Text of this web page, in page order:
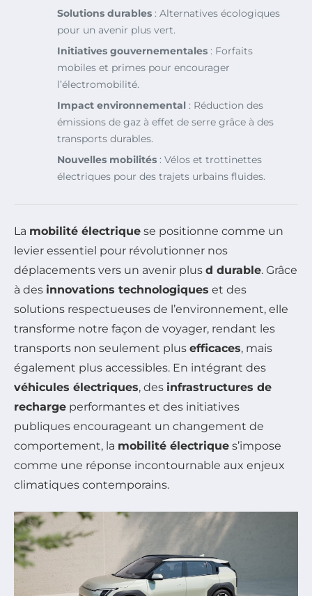
Solutions durables : Alternatives écologiques
pour un avenir plus vert.
Initiatives gouvernementales : Forfaits
mobiles et primes pour encourager
l’électromobilité.
Impact environnemental : Réduction des
émissions de gaz à effet de serre grâce à des
transports durables.
Nouvelles mobilités : Vélos et trottinettes
électriques pour des trajets urbains fluides.
La mobilité électrique se positionne comme un
levier essentiel pour révolutionner nos
déplacements vers un avenir plus d durable. Grâce
à des innovations technologiques et des
solutions respectueuses de l’environnement, elle
transforme notre façon de voyager, rendant les
transports non seulement plus efficaces, mais
également plus accessibles. En intégrant des
véhicules électriques, des infrastructures de
recharge performantes et des initiatives
publiques encourageant un changement de
comportement, la mobilité électrique s’impose
comme une réponse incontournable aux enjeux
climatiques contemporains.